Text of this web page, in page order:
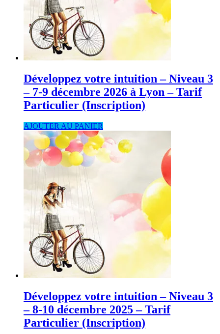
Développez votre intuition – Niveau 3
– 7-9 décembre 2026 à Lyon – Tarif
Particulier (Inscription)
AJOUTER AU PANIER
Développez votre intuition – Niveau 3
– 8-10 décembre 2025 – Tarif
Particulier (Inscription)